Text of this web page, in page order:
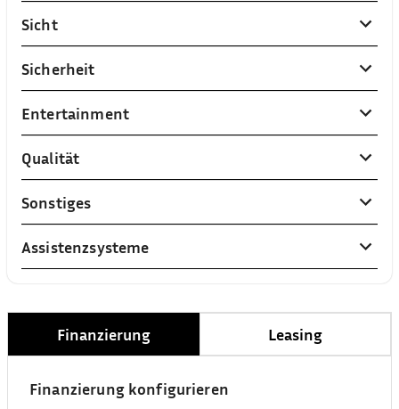
Sicht
Sicherheit
Entertainment
Qualität
Sonstiges
Assistenzsysteme
Finanzierung Leasing
Finanzierung konfigurieren